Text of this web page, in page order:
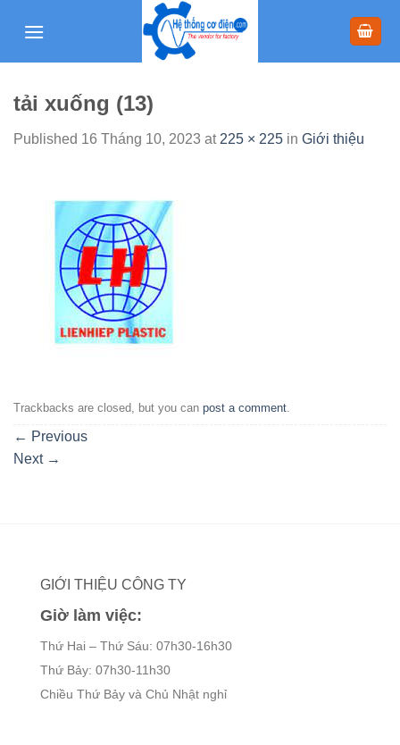
tải xuống (13)
Published 16 Tháng 10, 2023 at 225 × 225 in Giới thiệu
Trackbacks are closed, but you can post a comment.
← Previous
Next →
GIỚI THIỆU CÔNG TY
Giờ làm việc:
Thứ Hai – Thứ Sáu: 07h30-16h30
Thứ Bảy: 07h30-11h30
Chiều Thứ Bảy và Chủ Nhật nghỉ